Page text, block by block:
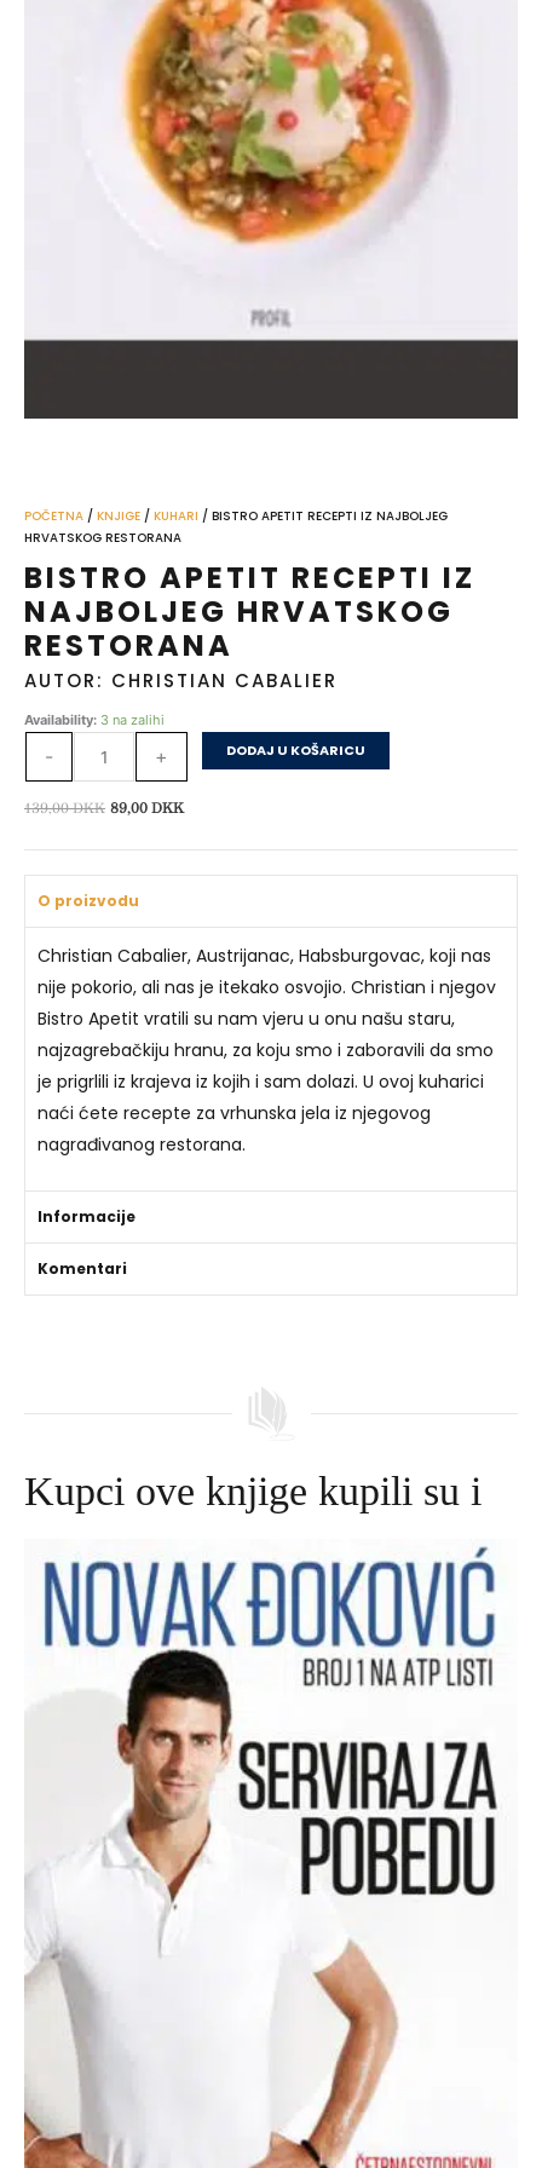
POČETNA / KNJIGE / KUHARI / BISTRO APETIT RECEPTI IZ NAJBOLJEG
HRVATSKOG RESTORANA
BISTRO APETIT RECEPTI IZ
NAJBOLJEG HRVATSKOG
RESTORANA
AUTOR: CHRISTIAN CABALIER
Availability: 3 na zalihi
-
Bistro
najboljeg
+ DODAJ U KOŠARICU
139,00DKK Izvorna
89,00 DKKTrenutna
O proizvodu
Christian Cabalier, Austrijanac, Habsburgovac, koji nas
nije pokorio, ali nas je itekako osvojio. Christian i njegov
Bistro Apetit vratili su nam vjeru u onu našu staru,
najzagrebačkiju hranu, za koju smo i zaboravili da smo
je prigrlili iz krajeva iz kojih i sam dolazi. U ovoj kuharici
naći ćete recepte za vrhunska jela iz njegovog
nagrađivanog restorana.
Informacije
Komentari
Kupci ove knjige kupili su i
cijena
bila
99,00 DKK.
cijena
69,00 DKK.